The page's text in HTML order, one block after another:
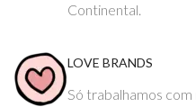
Continental.
LOVE BRANDS
Só trabalhamos